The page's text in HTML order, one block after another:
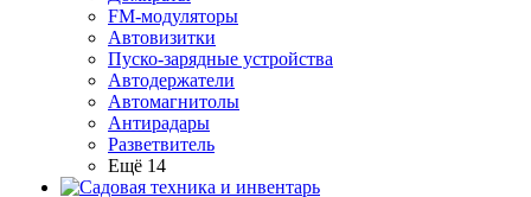
FM-модуляторы
Автовизитки
Пуско-зарядные устройства
Автодержатели
Автомагнитолы
Антирадары
Разветвитель
Ещё 14